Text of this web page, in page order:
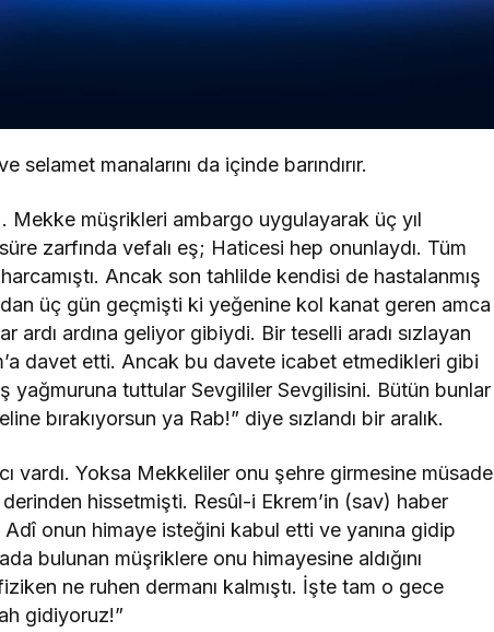
manalarını da içinde barındırır.
Mekke müşrikleri ambargo uygulayarak üç yıl
zarfında vefalı eş; Haticesi hep onunlaydı. Tüm
Ancak son tahlilde kendisi de hastalanmış
üç gün geçmişti ki yeğenine kol kanat geren amca
ardı ardına geliyor gibiydi. Bir teselli aradı sızlayan
davet etti. Ancak bu davete icabet etmedikleri gibi
yağmuruna tuttular Sevgililer Sevgilisini. Bütün bunlar
bırakıyorsun ya Rab!” diye sızlandı bir aralık.
vardı. Yoksa Mekkeliler onu şehre girmesine müsade
hissetmişti. Resûl-i Ekrem’in (sav) haber
onun himaye isteğini kabul etti ve yanına gidip
bulunan müşriklere onu himayesine aldığını
ne ruhen dermanı kalmıştı. İşte tam o gece
gidiyoruz!”